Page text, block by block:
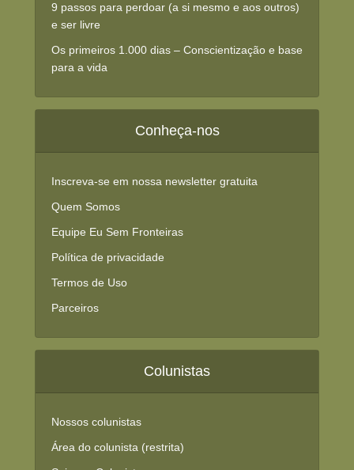
9 passos para perdoar (a si mesmo e aos outros)
e ser livre
Os primeiros 1.000 dias – Conscientização e base
para a vida
Conheça-nos
Inscreva-se em nossa newsletter gratuita
Quem Somos
Equipe Eu Sem Fronteiras
Política de privacidade
Termos de Uso
Parceiros
Colunistas
Nossos colunistas
Área do colunista (restrita)